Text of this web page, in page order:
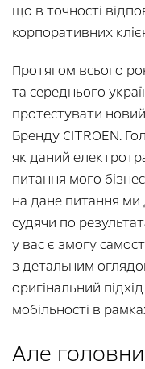
що в точності
корпоративних
Протягом всього
та середнього
протестувати
Бренду CITROEN.
як даний
питання мого
на дане питання ми
судячи по
у вас є змогу
з детальним
оригінальний
мобільності в
Але